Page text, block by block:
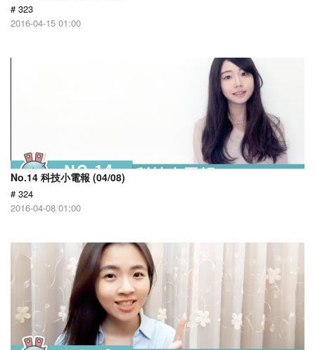
# 323
2016-04-15 01:00
No.14 科技小電報 (04/08)
# 324
2016-04-08 01:00